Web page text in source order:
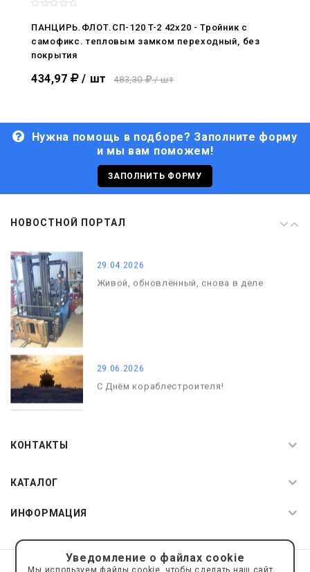
ПАНЦИРЬ.ФЛОТ.СП-120 T-2 42x20 - Тройник c
самофикс. тепловым замком переходный, без
покрытия
434,97 / шт 483,30 / шт
Нужна помощь в подборе? Заполните форму
и мы вам поможем!
ЗАПОЛНИТЬ ФОРМУ
НОВОСТНОЙ ПОРТАЛ
нами
29.06.2026
С Днём кораблестроителя!
С Днём Победы. Память, которая с
29.04.2026
Живой, обновлённый, снова в деле
29.06.2026
С Днём кораблестроителя!
КОНТАКТЫ
КАТАЛОГ
ИНФОРМАЦИЯ
© 2019—2026 Интернет пространство АкваРос sale@a-ros.ru
Уведомление о файлах cookie
Мы используем файлы cookie, чтобы сделать наш сайт